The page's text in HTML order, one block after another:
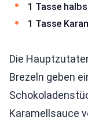
1 Tasse
1 Tasse
Die
Brezeln geben
Karamellsauce